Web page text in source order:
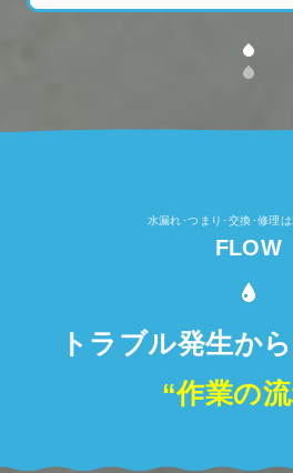
水漏れ･つまり･交換･修理
FLOW
トラブル発生か
“作業の